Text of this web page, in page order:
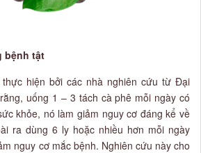
bệnh tật
hiện bởi các nhà nghiên cứu từ Đại
uống 1 – 3 tách cà phê mỗi ngày có
khỏe, nó làm giảm nguy cơ đáng kể về
ra dùng 6 ly hoặc nhiều hơn mỗi ngày
nguy cơ mắc bệnh. Nghiên cứu này cho